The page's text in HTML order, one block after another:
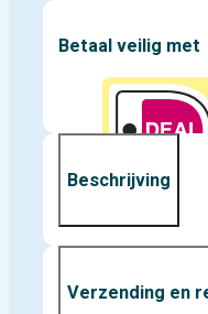
kaartjes)
etiketten
Betaal veilig met
Beschrijving
Verzending en